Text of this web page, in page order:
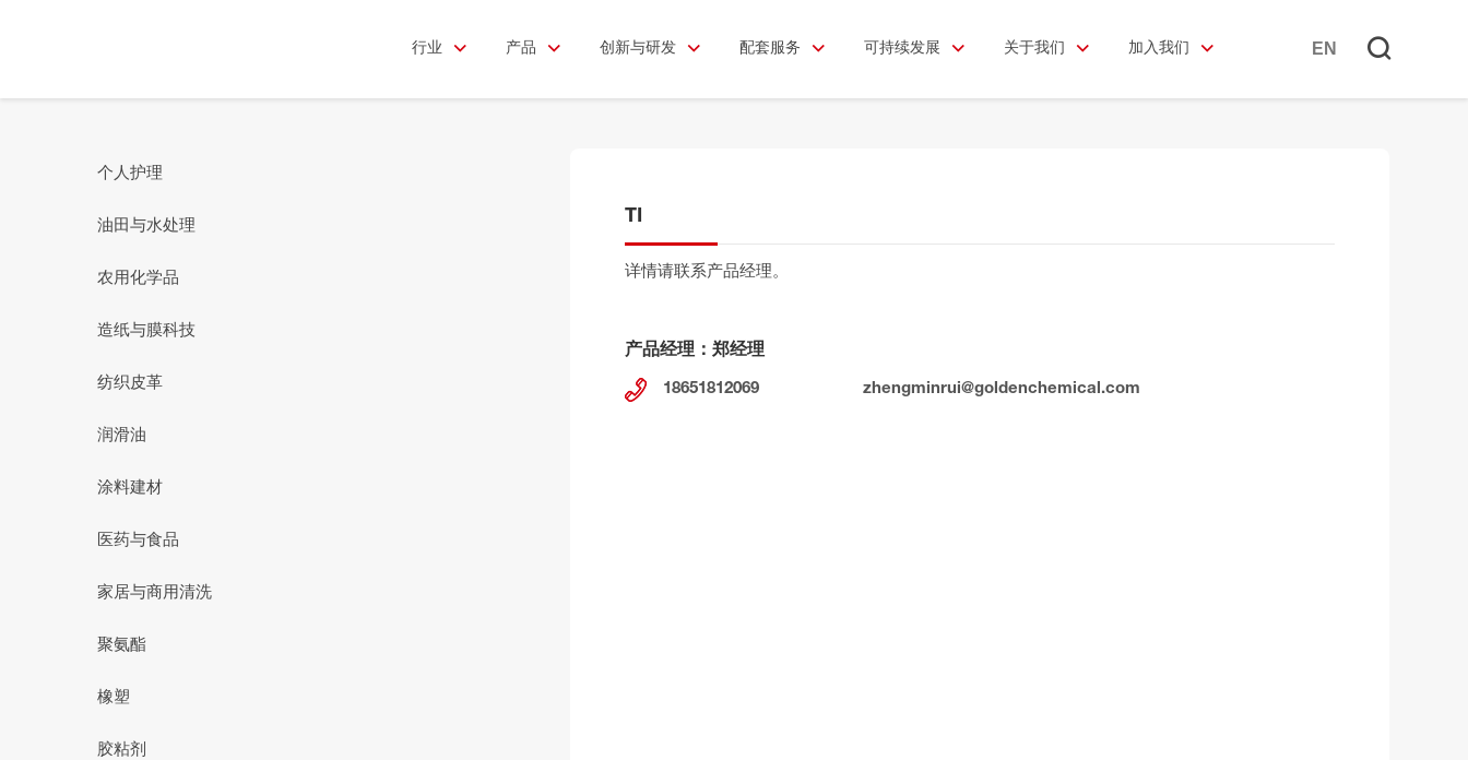
EN
行业 产品 创新与研发 配套服务 可持续发展 关于我们 加入我们
个人护理
油田与水处理
农用化学品
造纸与膜科技
纺织皮革
润滑油
涂料建材
医药与食品
家居与商用清洗
聚氨酯
橡塑
胶粘剂
TI
详情请联系产品经理。
产品经理：郑经理
18651812069 zhengminrui@goldenchemical.com